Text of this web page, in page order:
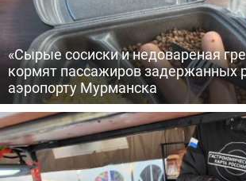
«Сырые сосиски и недовареная
кормят пассажиров задержанных
аэропорту Мурманска